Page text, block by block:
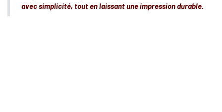
avec simplicité, tout en laissant une impression durable.